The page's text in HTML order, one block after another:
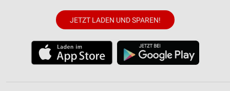
JETZT LADEN UND SPAREN!